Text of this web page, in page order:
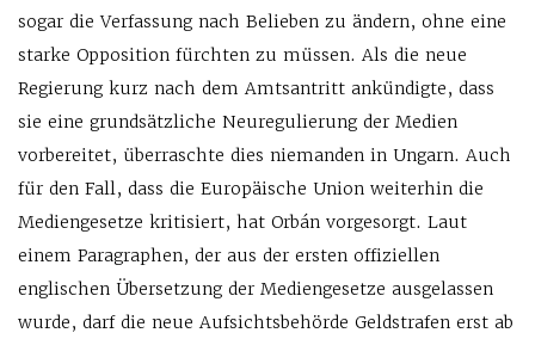
sogar die Verfassung nach Belieben zu ändern, ohne eine
starke Opposition fürchten zu müssen. Als die neue
Regierung kurz nach dem Amtsantritt ankündigte, dass
sie eine grundsätzliche Neuregulierung der Medien
vorbereitet, überraschte dies niemanden in Ungarn. Auch
für den Fall, dass die Europäische Union weiterhin die
Mediengesetze kritisiert, hat Orbán vorgesorgt. Laut
einem Paragraphen, der aus der ersten offiziellen
englischen Übersetzung der Mediengesetze ausgelassen
wurde, darf die neue Aufsichtsbehörde Geldstrafen erst ab